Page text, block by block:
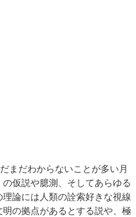
まだわからないことが多い月
仮説や臆測、そしてあらゆる
論には人類の詮索好きな視線
の拠点があるとする説や、極